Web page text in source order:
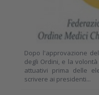
Dopo l'approvazione
degli Ordini, e la
attuativi prima delle
scrivere ai presidenti...